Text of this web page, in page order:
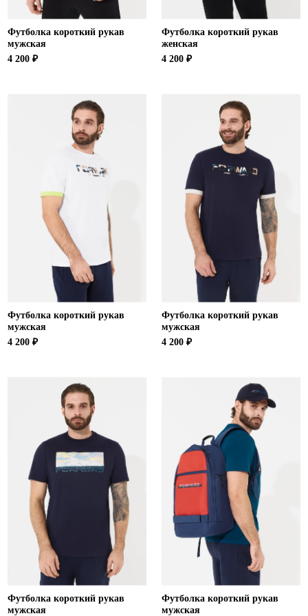
Футболка короткий рукав
мужская
4 200 ₽
Футболка короткий рукав
женская
4 200 ₽
Футболка короткий рукав
мужская
4 200 ₽
Футболка короткий рукав
мужская
4 200 ₽
Футболка короткий рукав
мужская
Футболка короткий рукав
мужская